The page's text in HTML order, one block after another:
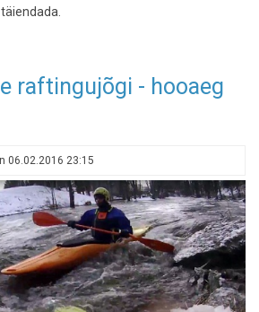
raftingujõgi - hooaeg
06.02.2016 23:15